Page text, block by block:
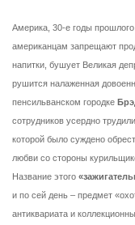
Америка, 30-е годы прошлого
американцам запрещают
напитки, бушует Великая
рушится налаженная
пенсильванском городке
сотрудников усердно
которой было суждено
любви со стороны
Название этого
и по сей день – предмет
антиквариата и